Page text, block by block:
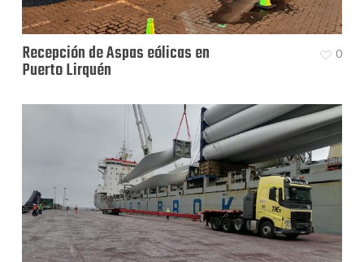
Recepción de Aspas eólicas en
Puerto Lirquén
0